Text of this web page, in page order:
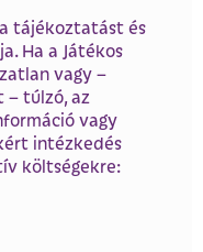
tájékoztatást és
Ha a Játékos
vagy –
– túlzó, az
vagy
intézkedés
költségekre: